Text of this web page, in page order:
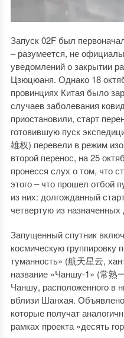
Запуск 02F был
– разумеется, не
уведомлений о закрытии
Цзюцюаня. Однако 18
провинциях Китая было
случаев заболевания
приостановили, старт
готовившую пуск
雄权) перевели в режим
второй перенос, на 25
пронесся слух о том, что
этого – что прошел отбой
из них: долгожданный
четвертую из назначенных
Запущенный спутник
космическую группировку
туманность» (航天星云,
название «Чаншу-1» (常熟
Чаншу, расположенного в
вблизи Шанхая.
которые получат
рамках проекта «десять